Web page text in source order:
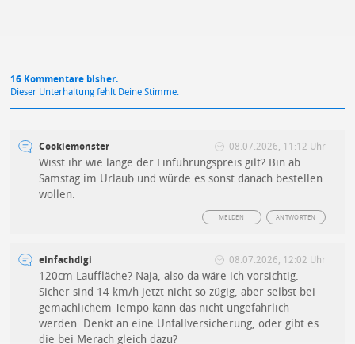
16 Kommentare bisher.
Dieser Unterhaltung fehlt Deine Stimme.
Cookiemonster 08.07.2026, 11:12 Uhr
Wisst ihr wie lange der Einführungspreis gilt? Bin ab
Samstag im Urlaub und würde es sonst danach bestellen
wollen.
ANTWORTEN
MELDEN
einfachdigi 08.07.2026, 12:02 Uhr
120cm Lauffläche? Naja, also da wäre ich vorsichtig.
Sicher sind 14 km/h jetzt nicht so zügig, aber selbst bei
gemächlichem Tempo kann das nicht ungefährlich
werden. Denkt an eine Unfallversicherung, oder gibt es
die bei Merach gleich dazu?